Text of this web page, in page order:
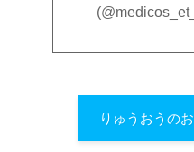
りゅうおうの